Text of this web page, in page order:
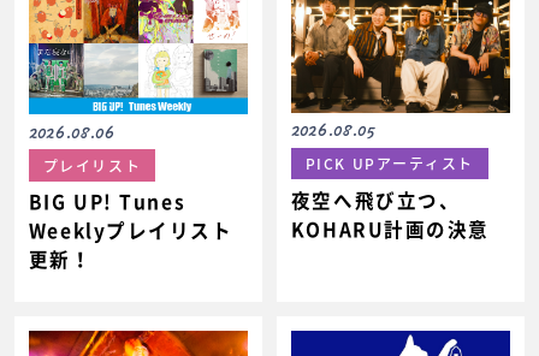
2026.08.06
プレイリスト
BIG UP! Tunes
Weeklyプレイリスト
更新！
2026.08.05
PICK UPアーティスト
夜空へ飛び立つ、
KOHARU計画の決意